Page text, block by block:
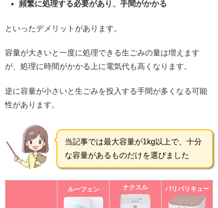
頻繁に処理する必要があり、手間がかかる
といったデメリットがあります。
容量が大きいと一度に処理できる生ごみの量は増えます
が、処理に時間がかかる上に電気代も高くなります。
逆に容量が小さいと生ごみを投入する手間が多くなる可能
性があります。
当記事では最大容量が1kg以上で、十分
な容量があるものだけを選びました
ルーフェン ナクスル パリパリキュー